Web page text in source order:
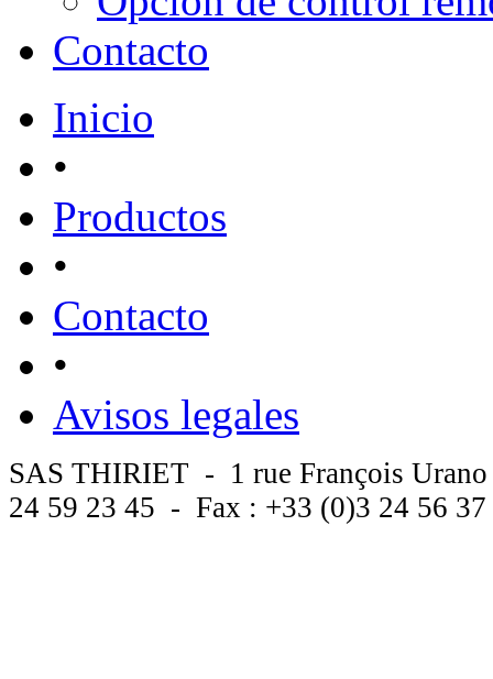
Contacto
Inicio
•
Productos
•
Contacto
•
Avisos legales
SAS THIRIET - 1 rue François
24 59 23 45 - Fax : +33 (0)3 24 56